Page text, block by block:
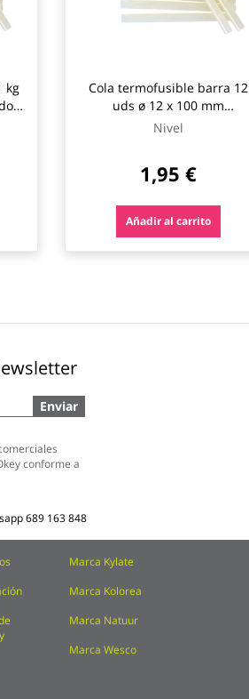
kg
Cola termofusible barra 12
uds ø 12 x 100 mm
translucido nivel
Nivel
1,95 €
Añadir al carrito
Enviar
conforme a
689 163 848
Marca Kylate
Marca Kolorea
Marca Natuur
Marca Wesco